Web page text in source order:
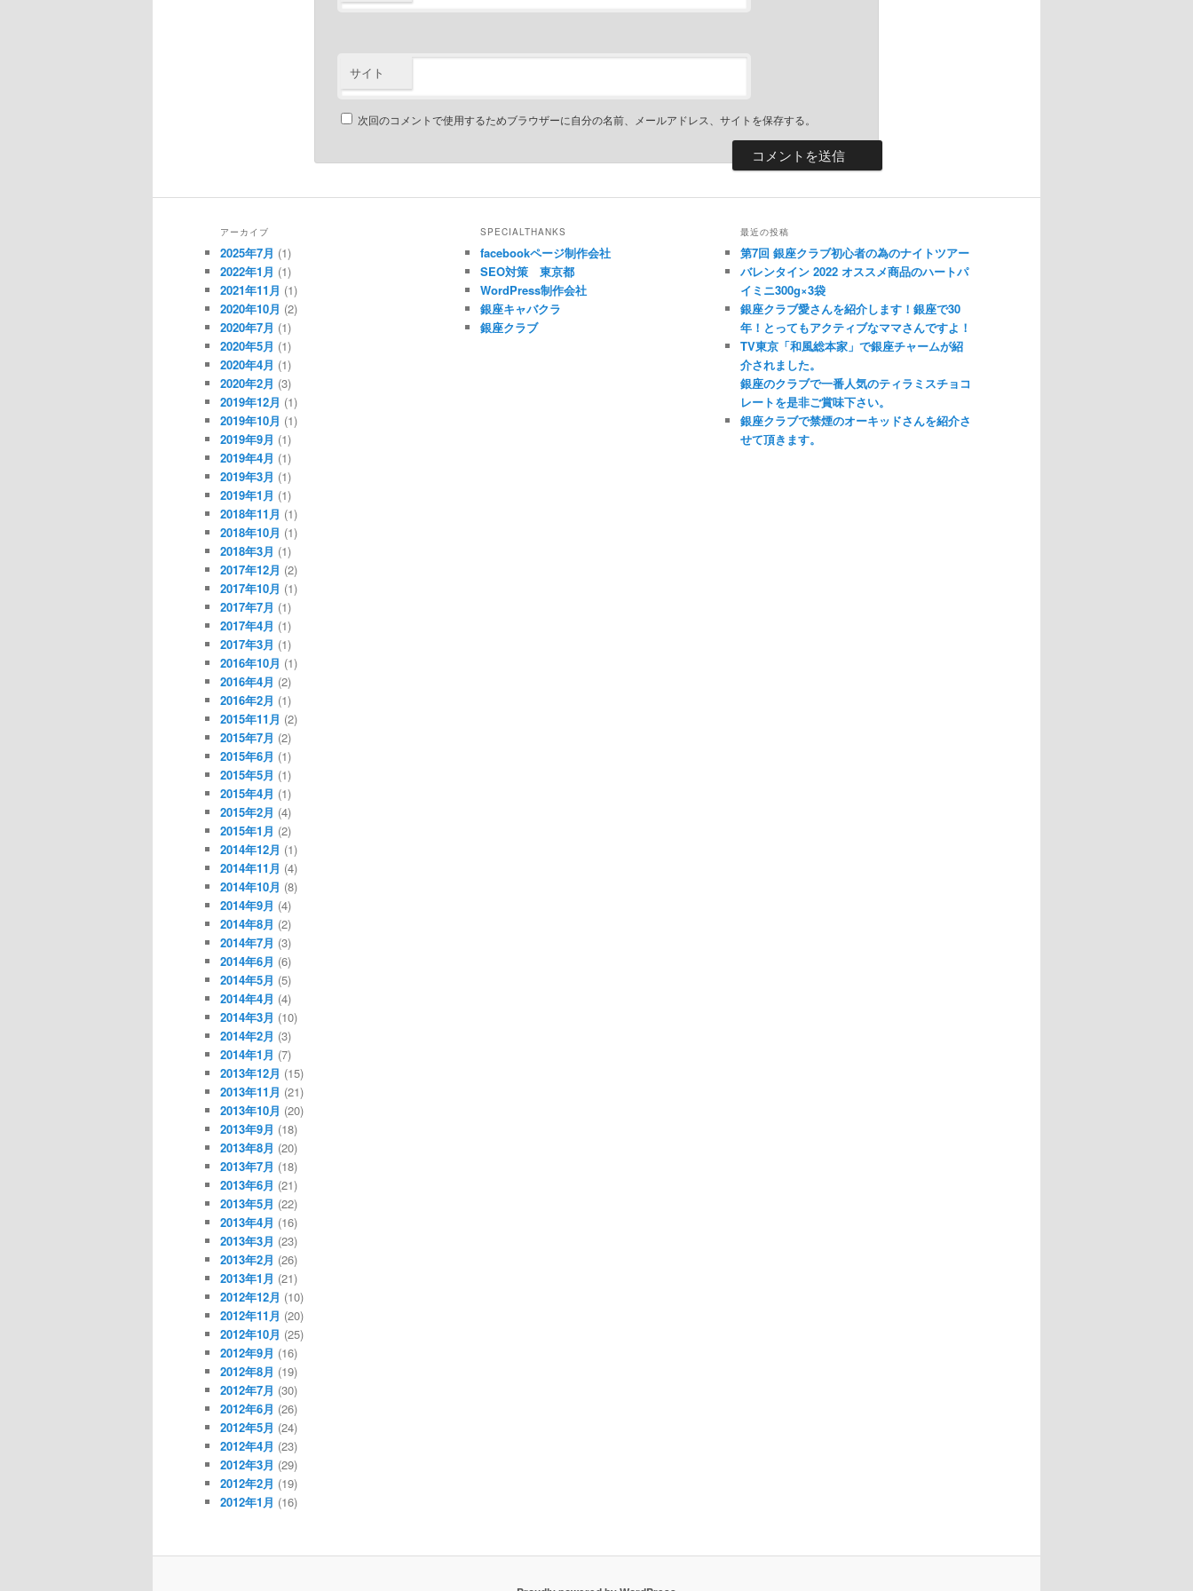
サイト
次回のコメントで使用するためブラウザーに自分の名前、メールアドレス、サイトを保存する。
アーカイブ
2025年7月 (1)
2022年1月 (1)
2021年11月 (1)
2020年10月 (2)
2020年7月 (1)
2020年5月 (1)
2020年4月 (1)
2020年2月 (3)
2019年12月 (1)
2019年10月 (1)
2019年9月 (1)
2019年4月 (1)
2019年3月 (1)
2019年1月 (1)
2018年11月 (1)
2018年10月 (1)
2018年3月 (1)
2017年12月 (2)
2017年10月 (1)
2017年7月 (1)
2017年4月 (1)
2017年3月 (1)
2016年10月 (1)
2016年4月 (2)
2016年2月 (1)
2015年11月 (2)
2015年7月 (2)
2015年6月 (1)
2015年5月 (1)
2015年4月 (1)
2015年2月 (4)
2015年1月 (2)
2014年12月 (1)
2014年11月 (4)
2014年10月 (8)
2014年9月 (4)
2014年8月 (2)
2014年7月 (3)
2014年6月 (6)
2014年5月 (5)
2014年4月 (4)
2014年3月 (10)
2014年2月 (3)
2014年1月 (7)
2013年12月 (15)
2013年11月 (21)
2013年10月 (20)
2013年9月 (18)
2013年8月 (20)
2013年7月 (18)
2013年6月 (21)
2013年5月 (22)
2013年4月 (16)
2013年3月 (23)
2013年2月 (26)
2013年1月 (21)
2012年12月 (10)
2012年11月 (20)
2012年10月 (25)
2012年9月 (16)
2012年8月 (19)
2012年7月 (30)
2012年6月 (26)
2012年5月 (24)
2012年4月 (23)
2012年3月 (29)
2012年2月 (19)
2012年1月 (16)
SPECIALTHANKS
facebookページ制作会社
SEO対策 東京都
WordPress制作会社
銀座キャバクラ
銀座クラブ
最近の投稿
第7回 銀座クラブ初心者の為のナイトツアー
バレンタイン 2022 オススメ商品のハートパ
イミニ300g×3袋
銀座クラブ愛さんを紹介します！銀座で30
年！とってもアクティブなママさんですよ！
TV東京「和風総本家」で銀座チャームが紹
介されました。
銀座のクラブで一番人気のティラミスチョコ
レートを是非ご賞味下さい。
銀座クラブで禁煙のオーキッドさんを紹介さ
せて頂きます。